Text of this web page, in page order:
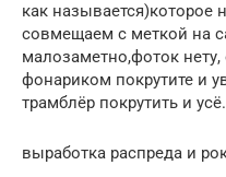
как называется)которое
совмещаем с меткой на
малозаметно,фоток нету,
фонариком покрутите и
трамблёр покрутить и усё.
выработка распреда и